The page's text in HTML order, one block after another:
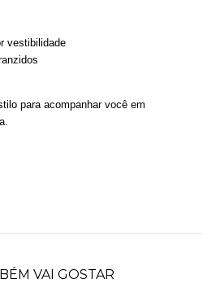
vestibilidade
para acompanhar você em
VAI GOSTAR